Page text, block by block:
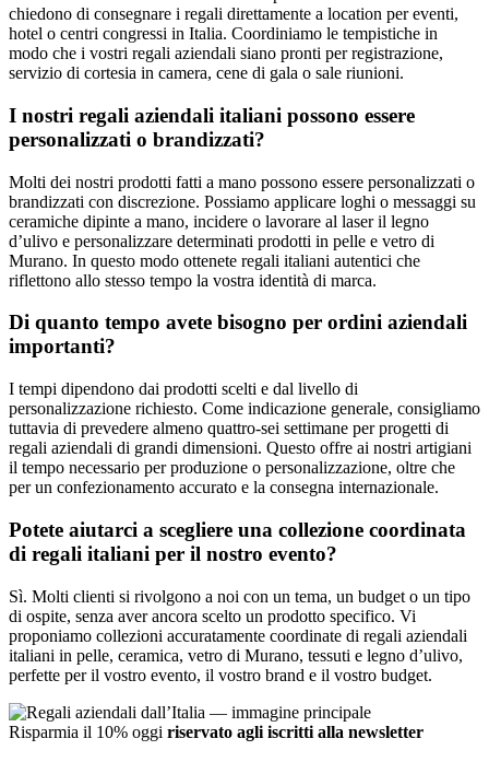
chiedono di consegnare i regali direttamente a location per eventi,
hotel o centri congressi in Italia. Coordiniamo le tempistiche in
modo che i vostri regali aziendali siano pronti per registrazione,
servizio di cortesia in camera, cene di gala o sale riunioni.
I nostri regali aziendali italiani possono essere
personalizzati o brandizzati?
Molti dei nostri prodotti fatti a mano possono essere personalizzati o
brandizzati con discrezione. Possiamo applicare loghi o messaggi su
ceramiche dipinte a mano, incidere o lavorare al laser il legno
d’ulivo e personalizzare determinati prodotti in pelle e vetro di
Murano. In questo modo ottenete regali italiani autentici che
riflettono allo stesso tempo la vostra identità di marca.
Di quanto tempo avete bisogno per ordini aziendali
importanti?
I tempi dipendono dai prodotti scelti e dal livello di
personalizzazione richiesto. Come indicazione generale, consigliamo
tuttavia di prevedere almeno quattro-sei settimane per progetti di
regali aziendali di grandi dimensioni. Questo offre ai nostri artigiani
il tempo necessario per produzione o personalizzazione, oltre che
per un confezionamento accurato e la consegna internazionale.
Potete aiutarci a scegliere una collezione coordinata
di regali italiani per il nostro evento?
Sì. Molti clienti si rivolgono a noi con un tema, un budget o un tipo
di ospite, senza aver ancora scelto un prodotto specifico. Vi
proponiamo collezioni accuratamente coordinate di regali aziendali
italiani in pelle, ceramica, vetro di Murano, tessuti e legno d’ulivo,
perfette per il vostro evento, il vostro brand e il vostro budget.
Risparmia il 10% oggi riservato agli iscritti alla newsletter